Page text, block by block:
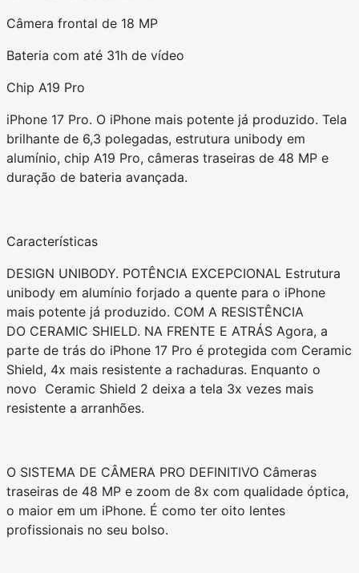
Câmera frontal de 18 MP
Bateria com até 31h de vídeo
Chip A19 Pro
iPhone 17 Pro. O iPhone mais potente já produzido. Tela
brilhante de 6,3 polegadas, estrutura unibody em
alumínio, chip A19 Pro, câmeras traseiras de 48 MP e
duração de bateria avançada.
Características
DESIGN UNIBODY. POTÊNCIA EXCEPCIONAL Estrutura
unibody em alumínio forjado a quente para o iPhone
mais potente já produzido. COM A RESISTÊNCIA
DO CERAMIC SHIELD. NA FRENTE E ATRÁS Agora, a
parte de trás do iPhone 17 Pro é protegida com Ceramic
Shield, 4x mais resistente a rachaduras. Enquanto o
novo Ceramic Shield 2 deixa a tela 3x vezes mais
resistente a arranhões.
O SISTEMA DE CÂMERA PRO DEFINITIVO Câmeras
traseiras de 48 MP e zoom de 8x com qualidade óptica,
o maior em um iPhone. É como ter oito lentes
profissionais no seu bolso.